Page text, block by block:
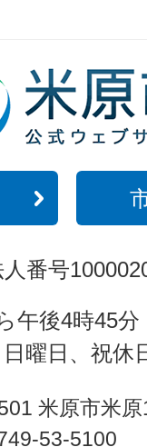
番号
午後4時45分
日曜日、祝
米原市米
53-5100